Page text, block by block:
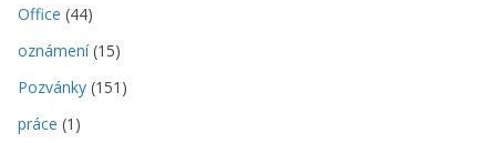
Office (44)
oznámení(15)
Pozvánky (151)
práce (1)